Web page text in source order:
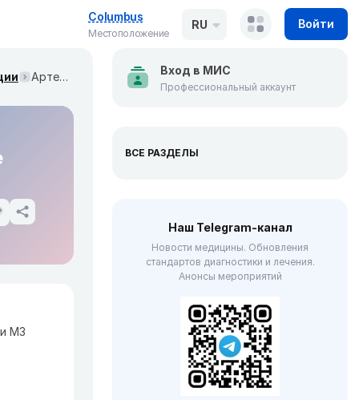
Columbus
Местоположение
RU Войти
Артериальная гипертензия у детей. Клинические рекомендации МЗ России
МЗ
Вход в МИС
Профессиональный аккаунт
ВСЕ РАЗДЕЛЫ
Наш Telegram-канал
Новости медицины. Обновления
стандартов диагностики и лечения.
Анонсы мероприятий